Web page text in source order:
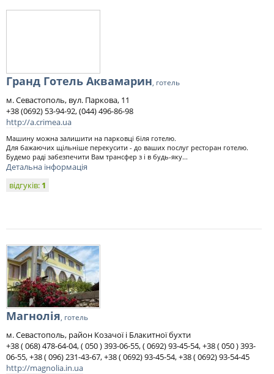
Гранд Готель Аквамарин, готель
м. Севастополь, вул. Паркова, 11
+38 (0692) 53-94-92, (044) 496-86-98
http://a.crimea.ua
Машину можна залишити на парковці біля готелю.
Для бажаючих щільніше перекусити - до ваших послуг ресторан готелю.
Будемо раді забезпечити Вам трансфер з і в будь-яку...
Детальна інформація
відгуків: 1
Магнолія, готель
м. Севастополь, район Козачої і Блакитної бухти
+38 ( 068) 478-64-04, ( 050 ) 393-06-55, ( 0692) 93-45-54, +38 ( 050 ) 393-
06-55, +38 ( 096) 231-43-67, +38 ( 0692) 93-45-54, +38 ( 0692) 93-54-45
http://magnolia.in.ua